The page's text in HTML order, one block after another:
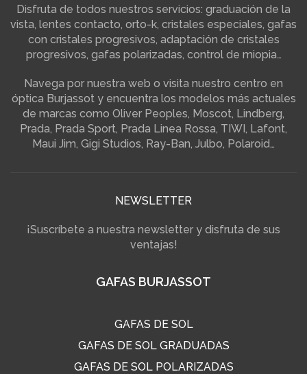
Disfruta de todos nuestros servicios: graduación de la
vista, lentes contacto, orto-k, cristales especiales, gafas
con cristales progresivos, adaptación de cristales
progresivos, gafas polarizadas, control de miopia…
Navega por nuestra web o visita nuestro centro en
óptica Burjassot y encuentra los modelos más actuales
de marcas como Oliver Peoples, Moscot, Lindberg,
Prada, Prada Sport, Prada Linea Rossa, TIWI, Lafont,
Maui Jim, Gigi Studios, Ray-Ban, Julbo, Polaroid…
NEWSLETTER
¡Suscríbete a nuestra newsletter y disfruta de sus
ventajas!
GAFAS BURJASSOT
GAFAS DE SOL
GAFAS DE SOL GRADUADAS
GAFAS DE SOL POLARIZADAS